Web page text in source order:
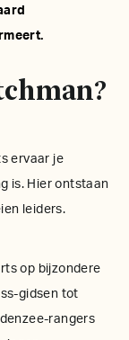
ervaar je
is. Hier ontstaan
leiders.
op bijzondere
gidsen tot
rangers